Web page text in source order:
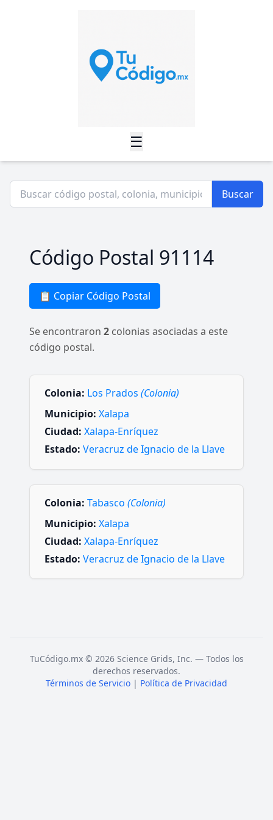
☰
Buscar
Código Postal 91114
📋 Copiar Código Postal
Se encontraron 2 colonias asociadas a este
código postal.
Colonia: Los Prados (Colonia)
Municipio: Xalapa
Ciudad: Xalapa-Enríquez
Estado: Veracruz de Ignacio de la Llave
Colonia: Tabasco (Colonia)
Municipio: Xalapa
Ciudad: Xalapa-Enríquez
Estado: Veracruz de Ignacio de la Llave
TuCódigo.mx © 2026 Science Grids, Inc. — Todos los
derechos reservados.
Términos de Servicio | Política de Privacidad